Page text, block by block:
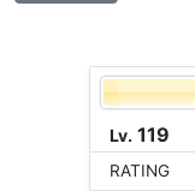
Lv. 119
RATING